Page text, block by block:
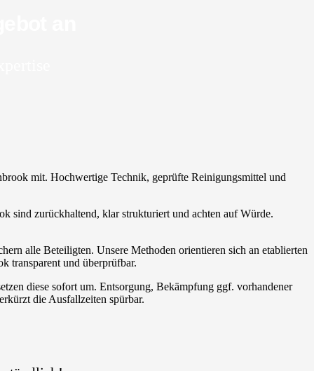
mit. Hochwertige Technik, geprüfte Reinigungsmittel und
sind zurückhaltend, klar strukturiert und achten auf Würde.
alle Beteiligten. Unsere Methoden orientieren sich an etablierten
transparent und überprüfbar.
diese sofort um. Entsorgung, Bekämpfung ggf. vorhandener
die Ausfallzeiten spürbar.